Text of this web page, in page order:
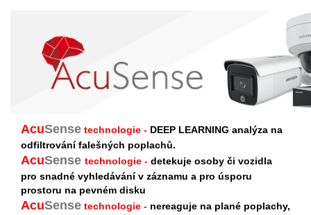
AcuSense technologie - DEEP LEARNING analýza na
odfiltrování falešných poplachů.
AcuSense technologie - detekuje osoby či vozidla
pro snadné vyhledávání v záznamu a pro úsporu
prostoru na pevném disku
AcuSense technologie - nereaguje na plané poplachy,